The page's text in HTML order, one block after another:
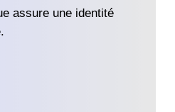
assure une identité